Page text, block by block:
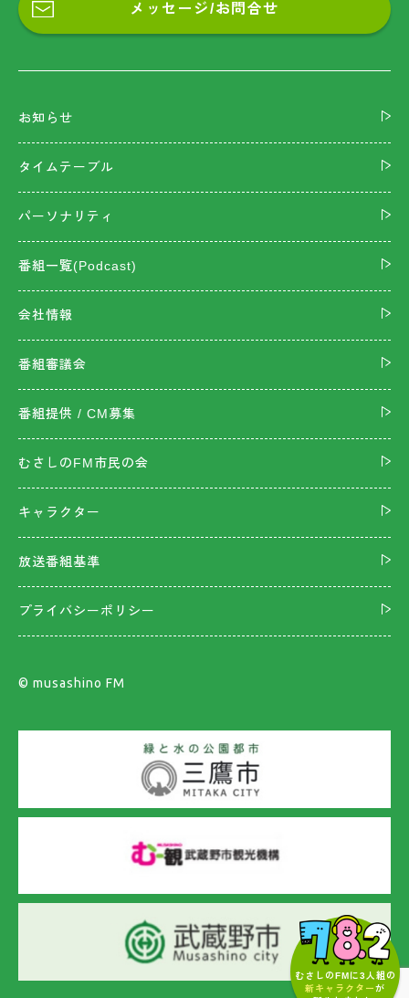
むさしのFMに3人組の
新キャラクターが
メッセージ/お問合せ
お知らせ
タイムテーブル
パーソナリティ
番組一覧(Podcast)
会社情報
番組審議会
番組提供 / CM募集
むさしのFM市民の会
キャラクター
放送番組基準
プライバシーポリシー
©︎ musashino FM